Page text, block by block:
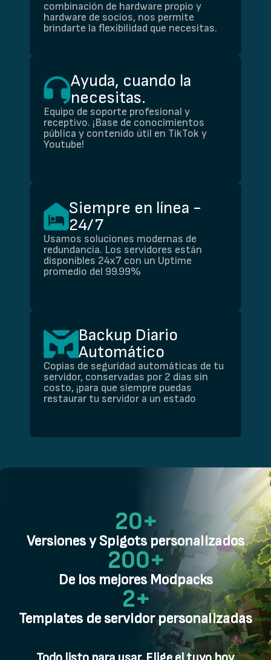
combinación de hardware propio y
hardware de socios, nos permite
brindarte la flexibilidad que necesitas.
Ayuda, cuando la
necesitas.
Equipo de soporte profesional y
receptivo. ¡Base de conocimientos
pública y contenido útil en TikTok y
Youtube!
Siempre en línea -
24/7
Usamos soluciones modernas de
redundancia. Los servidores están
disponibles 24x7 con un Uptime
promedio del 99.99%
Backup Diario
Automático
Copias de seguridad automáticas de tu
servidor, conservadas por 2 días sin
costo, ¡para que siempre puedas
restaurar tu servidor a un estado
20+
Versiones y Spigots personalizados
200+
De los mejores Modpacks
2+
Templates de servidor personalizadas